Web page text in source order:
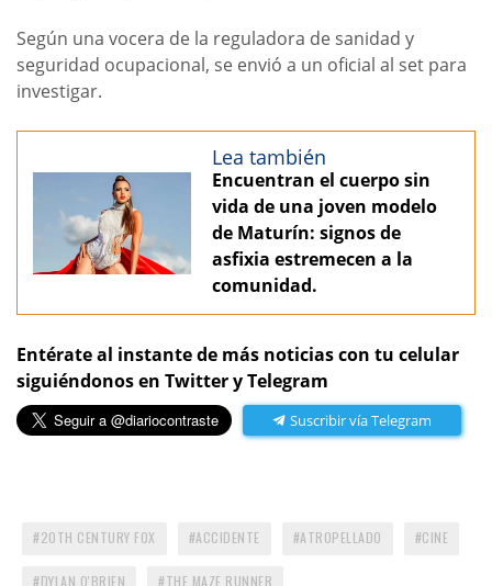
Según una vocera de la reguladora de sanidad y
seguridad ocupacional, se envió a un oficial al set para
investigar.
Lea también
Encuentran el cuerpo sin
vida de una joven modelo
de Maturín: signos de
asfixia estremecen a la
comunidad.
Entérate al instante de más noticias con tu celular
siguiéndonos en Twitter y Telegram
Suscribir vía Telegram
20TH CENTURY FOX ACCIDENTE ATROPELLADO CINE
DYLAN O'BRIEN THE MAZE RUNNER